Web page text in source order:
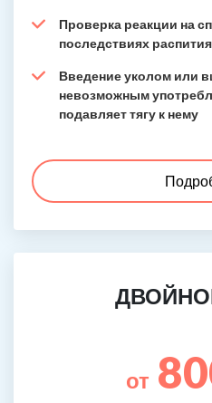
Проверка реакции на
последствиях
Введение уколом или
невозможным
подавляет тягу к нему
от